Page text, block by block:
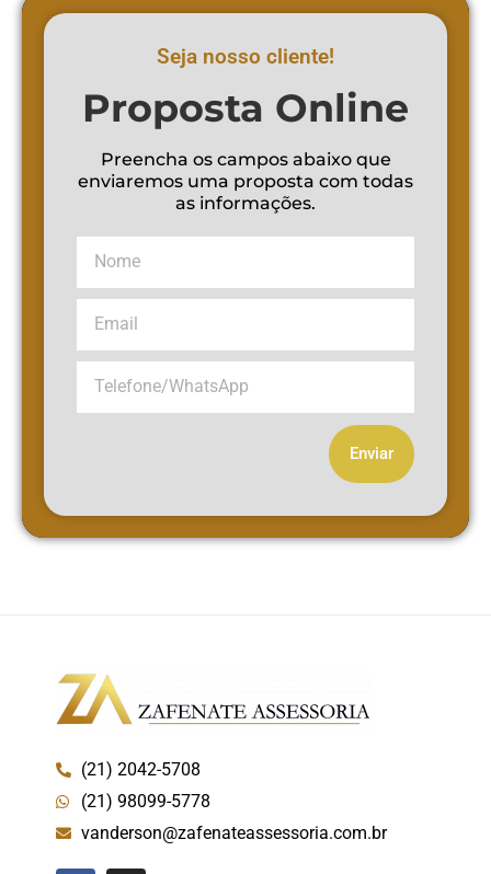
Seja nosso cliente!
Proposta Online
Preencha os campos abaixo que
enviaremos uma proposta com todas
as informações.
Enviar
(21) 2042-5708
(21) 98099-5778
vanderson@zafenateassessoria.com.br